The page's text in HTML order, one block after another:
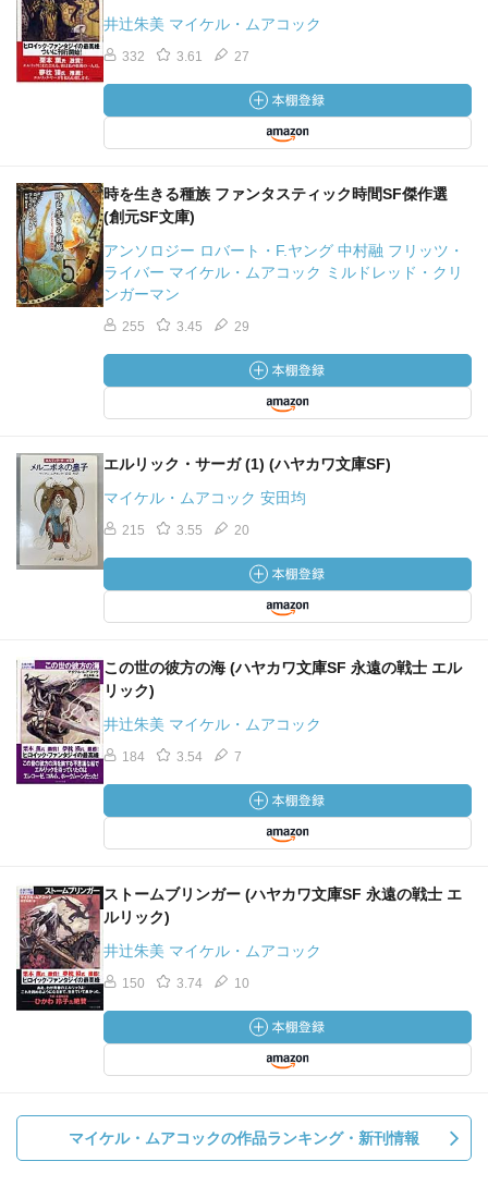
井辻朱美 マイケル・ムアコック
332 3.61 27
時を生きる種族 ファンタスティック時間SF傑作選
(創元SF文庫)
アンソロジー ロバート・F.ヤング 中村融 フリッツ・
ライバー マイケル・ムアコック ミルドレッド・クリ
ンガーマン
255 3.45 29
エルリック・サーガ (1) (ハヤカワ文庫SF)
マイケル・ムアコック 安田均
215 3.55 20
この世の彼方の海 (ハヤカワ文庫SF 永遠の戦士 エル
リック)
井辻朱美 マイケル・ムアコック
184 3.54 7
ストームブリンガー (ハヤカワ文庫SF 永遠の戦士 エ
ルリック)
井辻朱美 マイケル・ムアコック
150 3.74 10
マイケル・ムアコックの作品ランキング・新刊情報